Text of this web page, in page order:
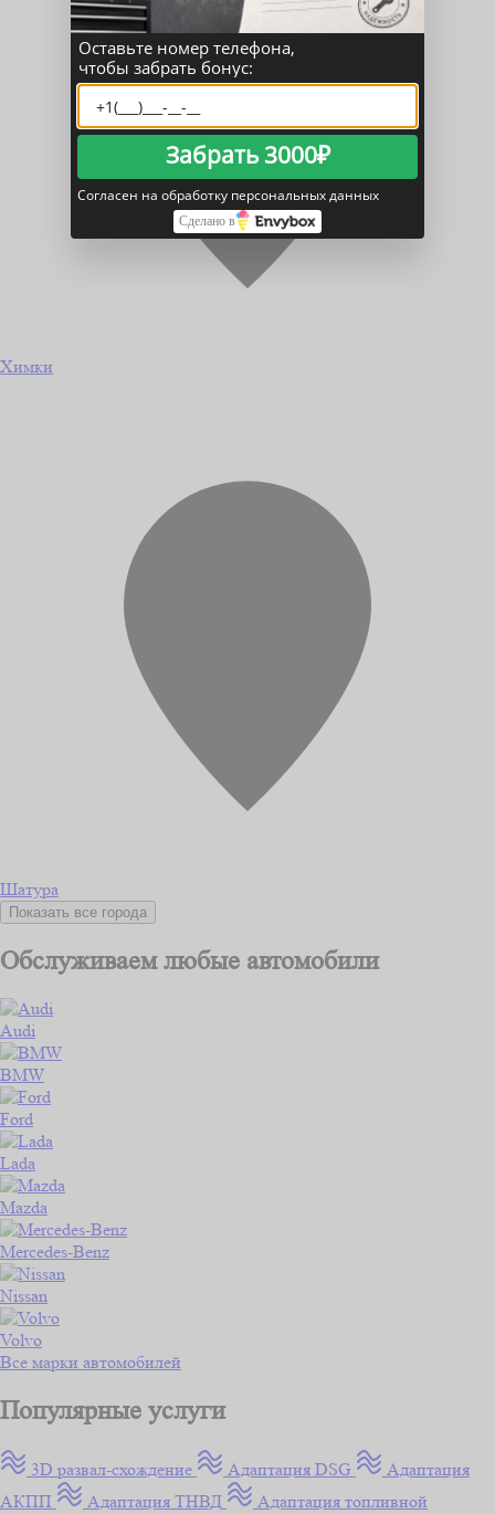
Химки
Шатура
Показать все города
Обслуживаем любые автомобили
Audi
BMW
Ford
Lada
Mazda
Mercedes-Benz
Nissan
Volvo
Все марки автомобилей
Популярные услуги
3D развал-схождение Адаптация DSG
Адаптация
АКПП
Адаптация ТНВД
Адаптация топливной
Оставьте номер телефона,
чтобы забрать бонус:
Забрать 3000₽
Согласен на обработку персональных данных
Сделано в